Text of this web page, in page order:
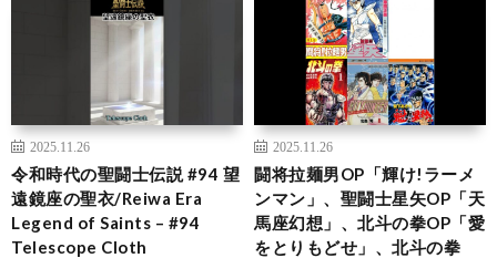
2025.11.26
令和時代の聖闘士伝説 #94 望
遠鏡座の聖衣/Reiwa Era
Legend of Saints – #94
Telescope Cloth
2025.11.26
闘将拉麺男OP「輝け!ラーメ
ンマン」、聖闘士星矢OP「天
馬座幻想」、北斗の拳OP「愛
をとりもどせ」、北斗の拳